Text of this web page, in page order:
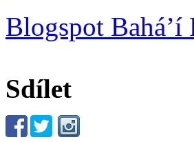
Blogspot Bahá’í
Sdílet